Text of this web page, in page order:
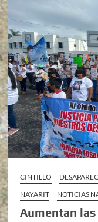
CINTILLO
NAYARIT
NOTICIAS
Aumentan